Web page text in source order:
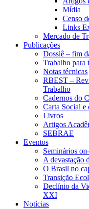
Mídia
Censo
Links
Mercado de
Publicações
Dossiê – fim
Trabalho para
Notas técnicas
RBEST –
Trabalho
Cadernos do
Carta Social e
Livros
Artigos
SEBRAE
Eventos
Seminários
A devastação
O Brasil no
Transição
Declínio da
XXI
Notícias